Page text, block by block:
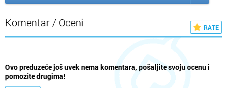
Komentar / Oceni RATE
Ovo preduzeće još uvek nema komentara, pošaljite svoju ocenu i
pomozite drugima!